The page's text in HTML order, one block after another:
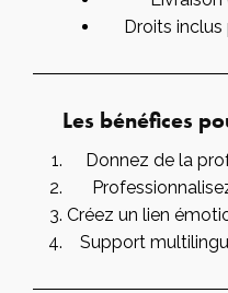
Droits
Les bénéfices
Donnez de la
Créez un lien
Support